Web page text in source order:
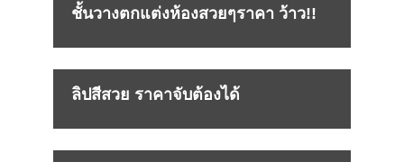
ชั้นวางตกแต่งห้องสวยๆราคา ว้าว!!
ลิปสีสวย ราคาจับต้องได้